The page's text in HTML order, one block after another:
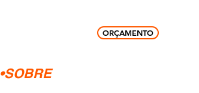
ORÇAMENTO
•SOBRE